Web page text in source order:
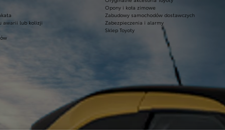
awarii lub kolizji
Opony i koła zimowe
Zabudowy samochodów dostawczych
Zabezpieczenia i alarmy
Sklep Toyoty